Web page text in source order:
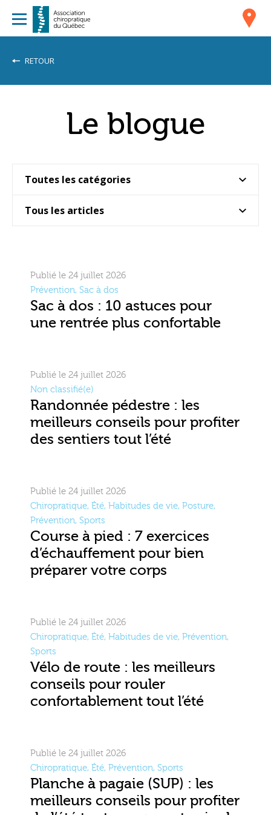
RETOUR
Le blogue
Publié le 24 juillet 2026
Prévention, Sac à dos
Sac à dos : 10 astuces pour
une rentrée plus confortable
Publié le 24 juillet 2026
Non classifié(e)
Randonnée pédestre : les
meilleurs conseils pour profiter
des sentiers tout l’été
Publié le 24 juillet 2026
Chiropratique, Été, Habitudes de vie, Posture,
Prévention, Sports
Course à pied : 7 exercices
d’échauffement pour bien
préparer votre corps
Publié le 24 juillet 2026
Chiropratique, Été, Habitudes de vie, Prévention,
Sports
Vélo de route : les meilleurs
conseils pour rouler
confortablement tout l’été
Publié le 24 juillet 2026
Chiropratique, Été, Prévention, Sports
Planche à pagaie (SUP) : les
meilleurs conseils pour profiter